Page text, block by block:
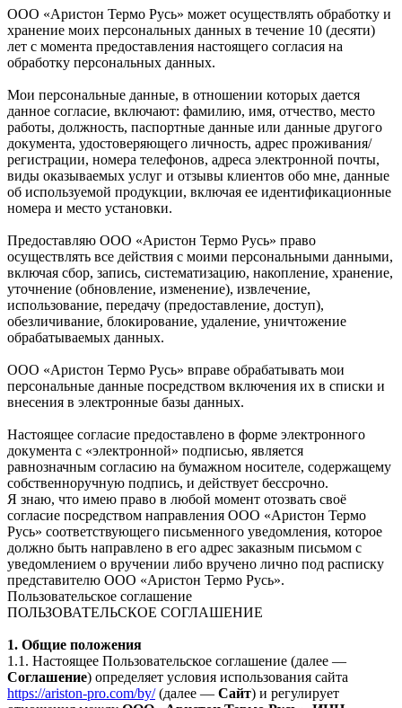
ООО «Аристон Термо Русь» может осуществлять обработку и
хранение моих персональных данных в течение 10 (десяти)
лет с момента предоставления настоящего согласия на
обработку персональных данных.
Мои персональные данные, в отношении которых дается
данное согласие, включают: фамилию, имя, отчество, место
работы, должность, паспортные данные или данные другого
документа, удостоверяющего личность, адрес проживания/
регистрации, номера телефонов, адреса электронной почты,
виды оказываемых услуг и отзывы клиентов обо мне, данные
об используемой продукции, включая ее идентификационные
номера и место установки.
Предоставляю ООО «Аристон Термо Русь» право
осуществлять все действия с моими персональными данными,
включая сбор, запись, систематизацию, накопление, хранение,
уточнение (обновление, изменение), извлечение,
использование, передачу (предоставление, доступ),
обезличивание, блокирование, удаление, уничтожение
обрабатываемых данных.
ООО «Аристон Термо Русь» вправе обрабатывать мои
персональные данные посредством включения их в списки и
внесения в электронные базы данных.
Настоящее согласие предоставлено в форме электронного
документа с «электронной» подписью, является
равнозначным согласию на бумажном носителе, содержащему
собственноручную подпись, и действует бессрочно.
Я знаю, что имею право в любой момент отозвать своё
согласие посредством направления ООО «Аристон Термо
Русь» соответствующего письменного уведомления, которое
должно быть направлено в его адрес заказным письмом с
уведомлением о вручении либо вручено лично под расписку
представителю ООО «Аристон Термо Русь».
Пользовательское соглашение
ПОЛЬЗОВАТЕЛЬСКОЕ СОГЛАШЕНИЕ
1. Общие положения
1.1. Настоящее Пользовательское соглашение (далее —
Соглашение) определяет условия использования сайта
https://ariston-pro.com/by/(далее — Сайт) и регулирует